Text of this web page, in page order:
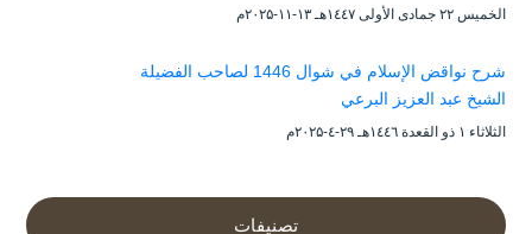
الخميس ۲۲ جمادى الأولى ۱٤٤۷هـ ۱۳-۱۱-۲۰۲۵م
شرح نواقض الإسلام في شوال 1446 لصاحب الفضيلة
الشيخ عبد العزيز البرعي
الثلاثاء ۱ ذو القعدة ۱٤٤٦هـ ۲۹-٤-۲۰۲۵م
تصنيفات